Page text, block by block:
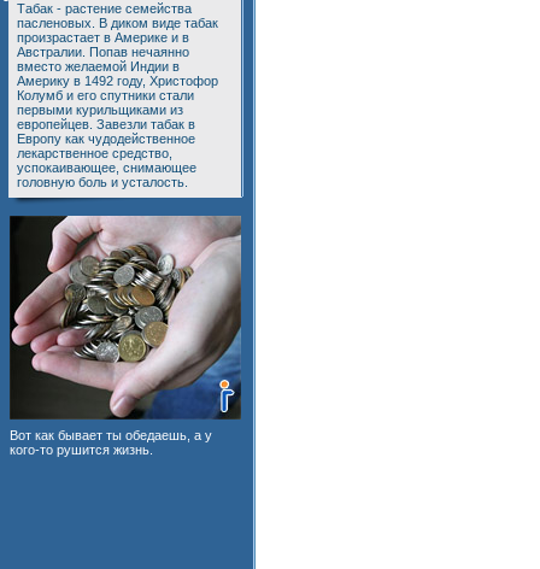
Табак - растение семейства
пасленовых. В диком виде табак
произрастает в Америке и в
Австралии. Попав нечаянно
вместо желаемой Индии в
Америку в 1492 году, Христофор
Колумб и его спутники стали
первыми курильщиками из
европейцев. Завезли табак в
Европу как чудодейственное
лекарственное средство,
успокаивающее, снимающее
головную боль и усталость.
Вот как бывает ты обедаешь, а у
кого-то рушится жизнь.